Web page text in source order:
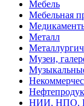
Мебель
Мебельная
Металл
Музеи,
НИИ, НПО,